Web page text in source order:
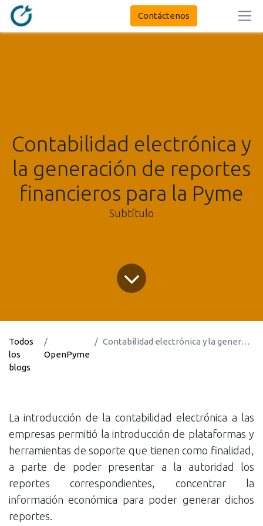
Contáctenos
Contabilidad electrónica y
la generación de reportes
financieros para la Pyme
Subtítulo
Todos
los
blogs
OpenPyme
Contabilidad electrónica y la generación de reportes financieros para la Pyme
La introducción de la contabilidad electrónica a las
empresas permitió la introducción de plataformas y
herramientas de soporte que tienen como finalidad,
a parte de poder presentar a la autoridad los
reportes correspondientes, concentrar la
información económica para poder generar dichos
reportes.